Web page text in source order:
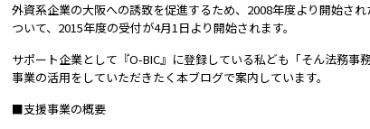
外資系企業の大阪への誘致を促進するため、2008年度より開始さ
ついて、2015年度の受付が4月1日より開始されます。
サポート企業として『O-BIC』に登録している私ども「そん法務事
事業の活用をしていただきたく本ブログで案内しています。
■支援事業の概要